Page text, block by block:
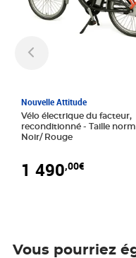
Nouvelle Attitude
Vélo électrique du facteur,
reconditionné - Taille normale -
Noir/ Rouge
1 490,00€
Vous pourriez